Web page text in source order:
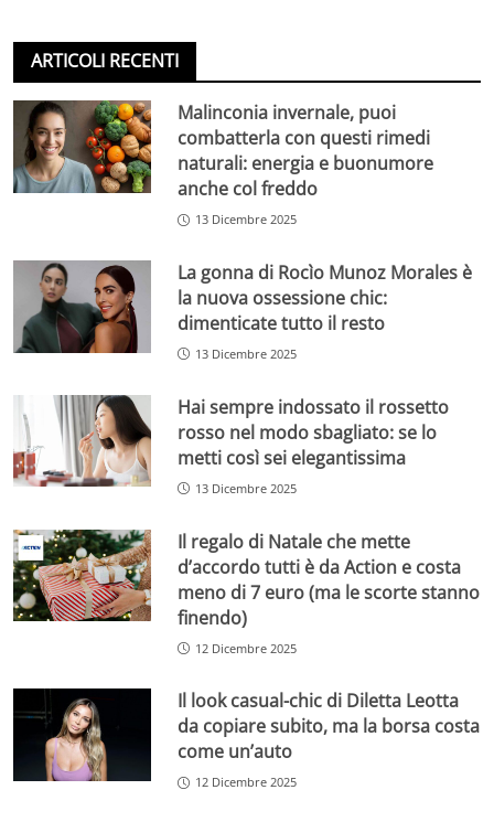
ARTICOLI RECENTI
Malinconia invernale, puoi
combatterla con questi rimedi
naturali: energia e buonumore
anche col freddo
13 Dicembre 2025
La gonna di Rocìo Munoz Morales è
la nuova ossessione chic:
dimenticate tutto il resto
13 Dicembre 2025
Hai sempre indossato il rossetto
rosso nel modo sbagliato: se lo
metti così sei elegantissima
13 Dicembre 2025
Il regalo di Natale che mette
d’accordo tutti è da Action e costa
meno di 7 euro (ma le scorte stanno
finendo)
12 Dicembre 2025
Il look casual-chic di Diletta Leotta
da copiare subito, ma la borsa costa
come un’auto
12 Dicembre 2025